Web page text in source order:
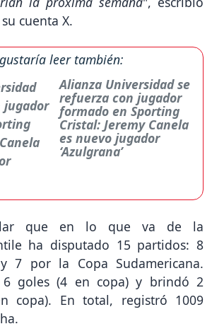
cuenta X.
leer también:
Alianza Universidad se
refuerza con jugador
formado en Sporting
Cristal: Jeremy Canela
es nuevo jugador
‘Azulgrana’
que en lo que va de la
ha disputado 15 partidos: 8
y 7 por la Copa Sudamericana.
6 goles (4 en copa) y brindó 2
copa). En total, registró 1009